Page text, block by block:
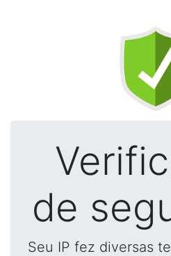
de
Seu IP fez diversas